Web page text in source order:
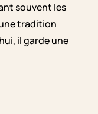
souvent les
tradition
il garde une